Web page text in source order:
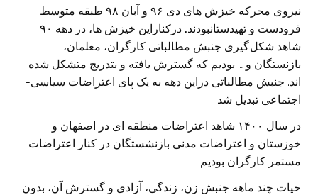
نیروی محرکه خیزش های دی ۹۶ و آبان ۹۸ طبقه متوسط
فرودست و تهیدستانبودند.
درکناراین خیزش ها، در دهه ۹۰
شاهد شکل گیری جنبش مطالباتی کارگران، معلمان،
بازنستگان و … بودیم که گسترش یافته و بتدریج متشکل شده
اند. جنبش مطالباتی دراین دهه به یک پای اعتراضات سیاسی-
اجتماعی تبدیل شد.
در سال ۱۴۰۰ شاهد اعتراضات منطقه ای در اصفهان و
خوزستان و اعتراضات مدنی بازنشستگان در کنار اعتراضات
مستمر کارگران بودیم.
حیات چند ماهه جنبش زن، زندگی، آزادی و گسترش آن، بدون